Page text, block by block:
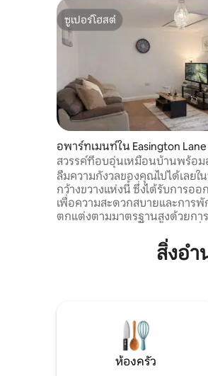
ซูเปอร์โฮสต์
ซูเปอร์โฮสต์
อพาร์ทเมนท์ใน Easington Lane
สวรรค์ที่อบอุ่นเหมือนบ้านพร้อ
ครบครัน
ลืมความกังวลของคุณไปได้เลย
กว้างขวางแห่งนี้ ซึ่งได้รับการออ
เพื่อความสะดวกสบายและการ
ตกแต่งตามมาตรฐานสูงด้วยกา
เครื่องซักผ้าและเครื่องอบผ้า แล
คุณต้องการสำหรับการเข้าพักที่
ขนส่งอยู่ด้านนอก ใกล้กับดาร์แฮ
แลนด์ พิพิธภัณฑ์บีมิช และเขตอนุ
ธรรมชาติ นอกจากนี้ยังมีร้านค้า
แบบซื้อกลับบ้าน และผับอยู่ใกล้เคี
สิ่งอำ
ห้องครัว